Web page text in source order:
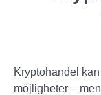
Kryptohandel
möjligheter –